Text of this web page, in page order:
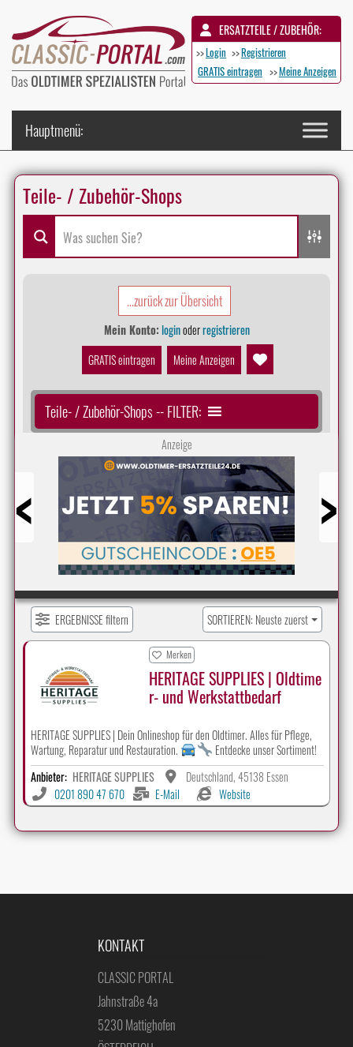
ERSATZTEILE / ZUBEHÖR:
>>Login >>Registrieren
GRATIS eintragen >>Meine Anzeigen
Teile- / Zubehör-Shops
...zurück zur Übersicht
Mein Konto:loginoderregistrieren
GRATIS eintragen
Meine Anzeigen
Teile- / Zubehör-Shops -- FILTER:
Anzeige
ERGEBNISSE filtern SORTIEREN: Neuste zuerst
Merken
HERITAGE SUPPLIES | Oldtime
r- und Werkstattbedarf
HERITAGE SUPPLIES | Dein Onlineshop für den Oldtimer. Alles für Pflege,
Wartung, Reparatur und Restauration.
Entdecke unser Sortiment!
Anbieter: HERITAGE SUPPLIES
Deutschland, 45138 Essen
0201 890 47 670
E-Mail Website
KONTAKT
CLASSIC PORTAL
Jahnstraße 4a
5230 Mattighofen